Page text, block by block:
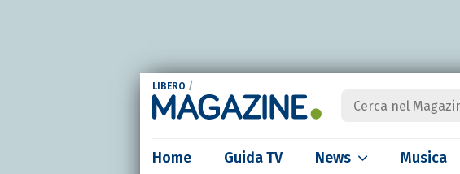
LIBERO /
Home Guida TV News Musica